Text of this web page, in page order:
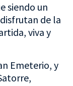
siendo un
de la
viva y
Emeterio, y